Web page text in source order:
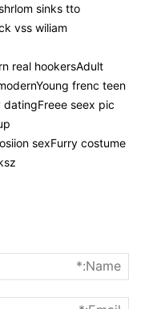
sinks tto
vss wiliam
real hookersAdult
frenc teen
seex pic
sexFurry costume